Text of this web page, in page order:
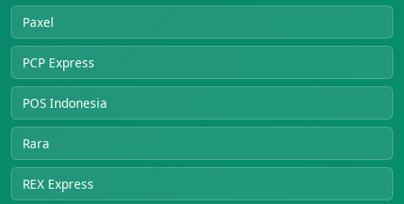
Paxel
PCP Express
POS Indonesia
Rara
REX Express